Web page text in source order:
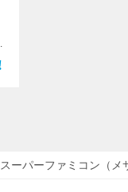
スーパーファミコン（メ